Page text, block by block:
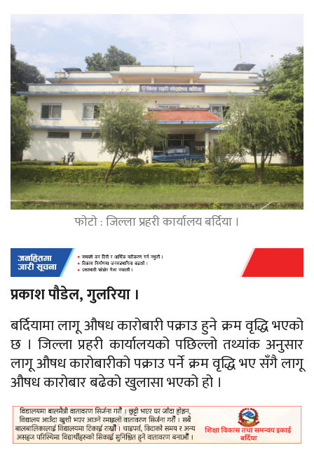
फाेटाे : जिल्ला प्रहरी कार्यालय बर्दिया ।
प्रकाश पाैडेल, गुलरिया ।
बर्दियामा लागू औषध कारोबारी पक्राउ हुने क्रम वृद्धि भएको
छ । जिल्ला प्रहरी कार्यालयको पछिल्लो तथ्यांक अनुसार
लागू औषध कारोबारीको पक्राउ पर्ने क्रम वृद्धि भए सँगै लागू
औषध कारोबार बढेको खुलासा भएको हो ।